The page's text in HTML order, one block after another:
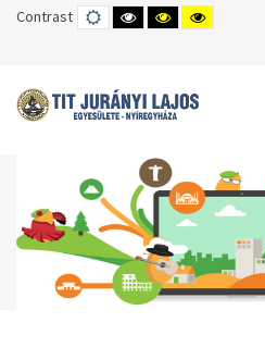
Contrast DEFAULT
MODE
HIGH
CONTRAST
HIGH
CONTRAST
HIGH
CONTRAST